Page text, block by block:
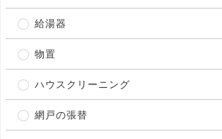
給湯器
物置
ハウスクリーニング
網戸の張替